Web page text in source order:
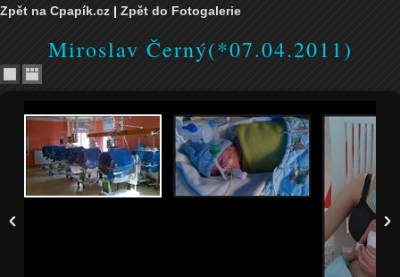
Zpět na Cpapík.cz | Zpět do Fotogalerie
Miroslav Černý(*07.04.2011)